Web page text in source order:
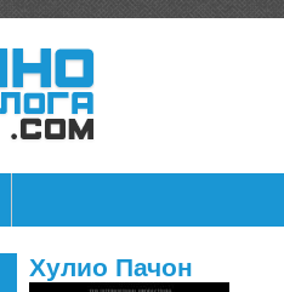
Хулио Пачон